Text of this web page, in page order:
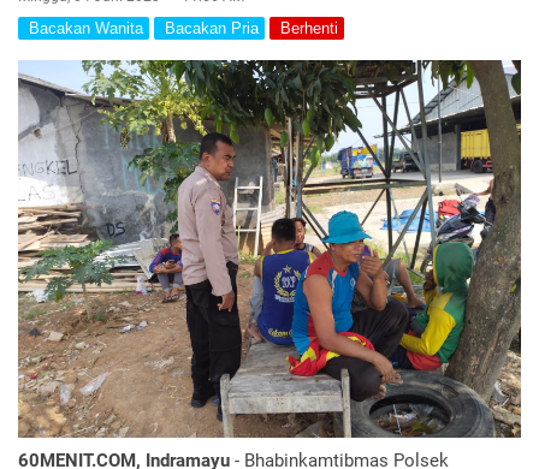
Bacakan Wanita Bacakan Pria Berhenti
60MENIT.COM, Indramayu - Bhabinkamtibmas Polsek